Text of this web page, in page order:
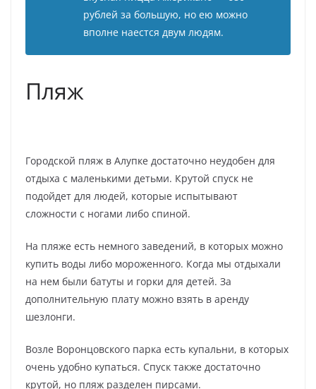
рублей за большую, но ею можно
вполне наестся двум людям.
Пляж
Городской пляж в Алупке достаточно неудобен для
отдыха с маленькими детьми. Крутой спуск не
подойдет для людей, которые испытывают
сложности с ногами либо спиной.
На пляже есть немного заведений, в которых можно
купить воды либо мороженного. Когда мы отдыхали
на нем были батуты и горки для детей. За
дополнительную плату можно взять в аренду
шезлонги.
Возле Воронцовского парка есть купальни, в которых
очень удобно купаться. Спуск также достаточно
крутой, но пляж разделен пирсами.